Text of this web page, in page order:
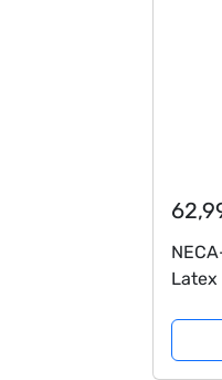
Latex